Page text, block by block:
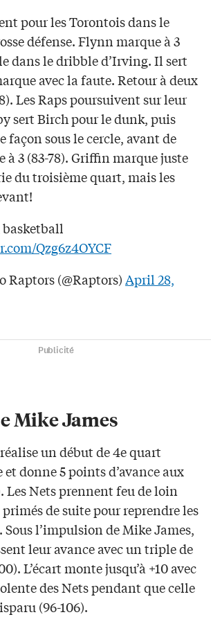
pour les Torontois dans le
défense. Flynn marque à 3
dans le dribble d’Irving. Il sert
avec la faute. Retour à deux
Les Raps poursuivent sur leur
sert Birch pour le dunk, puis
façon sous le cercle, avant de
à 3 (83-78). Griffin marque juste
du troisième quart, mais les
Qzg6z4OYCF
Raptors (@Raptors)April 28,
Publicité
Mike James
un début de 4e quart
donne 5 points d’avance aux
Les Nets prennent feu de loin
de suite pour reprendre les
Sous l’impulsion de Mike James,
leur avance avec un triple de
L’écart monte jusqu’à +10 avec
des Nets pendant que celle
(96-106).